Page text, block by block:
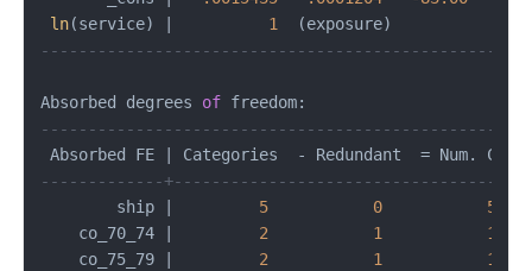
ln(service) | 1
Absorbed degrees of
Absorbed FE
| Categories - Redundant = Num.
-------------
        ship
| 5 0
5
    co_70_74
| 2 1
1
    co_75_79
| 2 1 1